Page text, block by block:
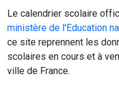
Le calendrier scolaire
ministère de l'Education
ce site reprennent les
scolaires en cours et à
ville de France.